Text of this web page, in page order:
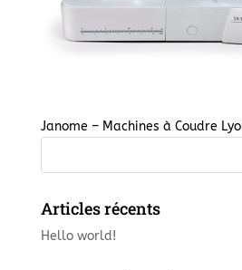
Janome – Machines à Coudre
Articles récents
Hello world!